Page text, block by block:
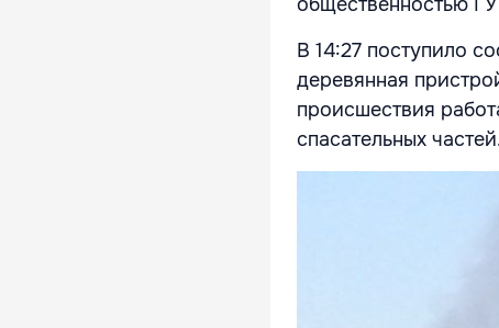
В 14:27 поступило
деревянная
происшествия
спасательных